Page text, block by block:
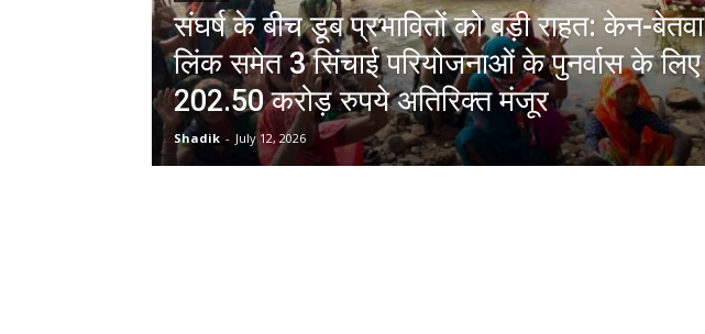
संघर्ष के बीच डूब प्रभावितों को बड़ी राहत: केन-बेतवा
लिंक समेत 3 सिंचाई परियोजनाओं के पुनर्वास के लिए
202.50 करोड़ रुपये अतिरिक्त मंजूर
Shadik - July 12, 2026